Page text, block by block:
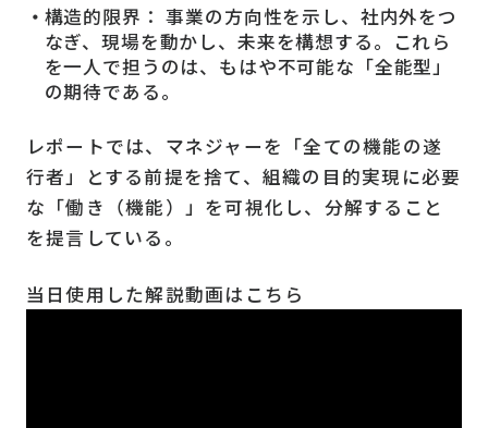
構造的限界： 事業の方向性を示し、社内外をつ
なぎ、現場を動かし、未来を構想する。これら
を一人で担うのは、もはや不可能な「全能型」
の期待である。
レポートでは、マネジャーを「全ての機能の遂
行者」とする前提を捨て、組織の目的実現に必要
な「働き（機能）」を可視化し、分解すること
を提言している。
当日使用した解説動画はこちら